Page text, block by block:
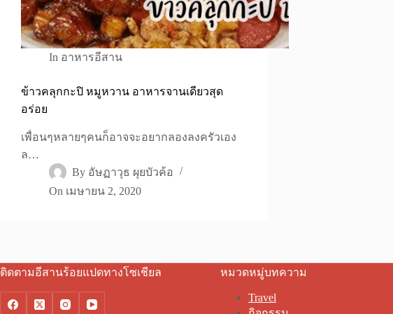
In อาหารอีสาน
ข้าวคลุกกะปิ หมูหวาน อาหารจานเดียวสุด
อร่อย
เพื่อนๆหลายๆคนก็อาจจะอยากลองลงครัวเอง
ล…
By อัษฏาวุธ ผุยบัวค้อ
On เมษายน 2, 2020
ติดตามอีสานร้อยแปดทางโซเชียล หมวดหมู่บทความ
Travel